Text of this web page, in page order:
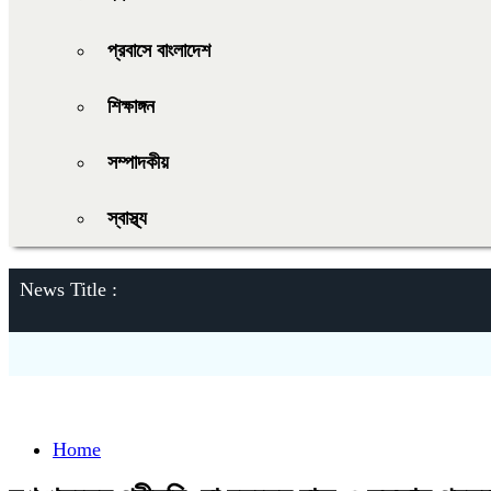
প্রবাসে বাংলাদেশ
শিক্ষাঙ্গন
সম্পাদকীয়
স্বাস্থ্য
News Title :
Home